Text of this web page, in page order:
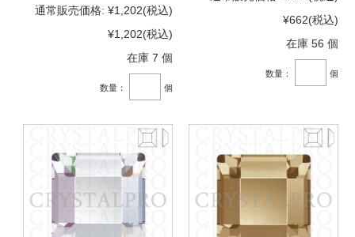
通常販売価格: ¥1,202(税込)
¥1,202(税込)
在庫 7 個
数量： 個
¥662(税込)
在庫 56 個
数量： 個